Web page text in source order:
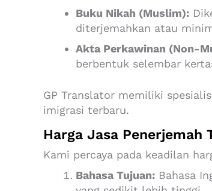
Buku Nikah (Muslim):
diterjemahkan atau
Akta Perkawinan (Non-
berbentuk selembar
GP Translator memiliki
imigrasi terbaru.
Harga Jasa Penerjemah
Kami percaya pada keadilan
Bahasa Tujuan: Bahasa